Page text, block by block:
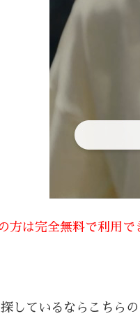
は完全無料で利用で
しているならこちら